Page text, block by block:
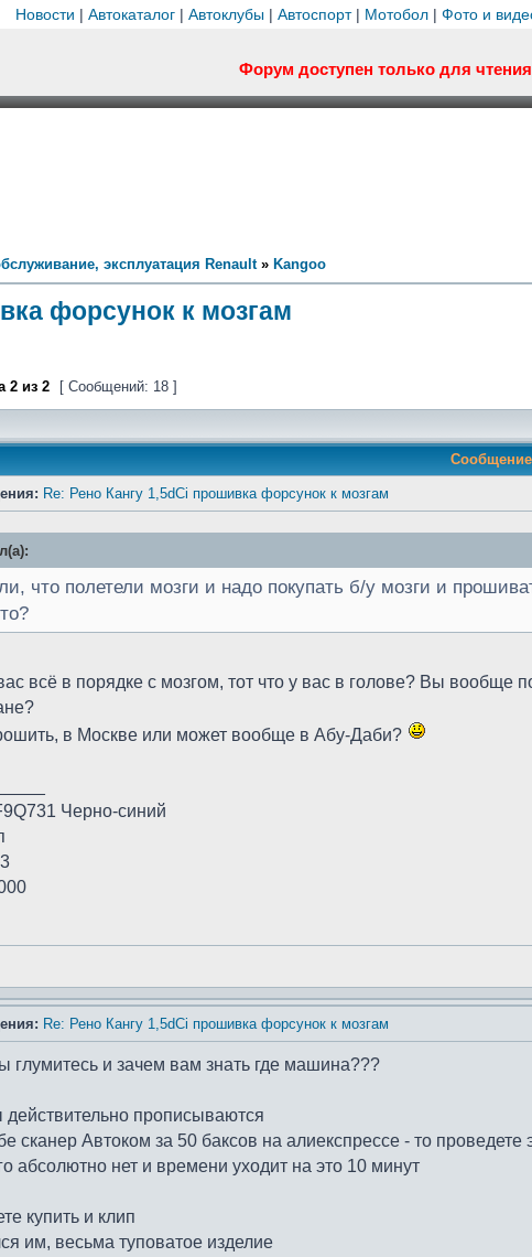
Новости | Автокаталог| Автоклубы| Автоспорт| Мотобол| Фото и
Форум доступен только для чтения
эксплуатация Renault» Kangoo
форсунок к мозгам
2 из 2 [ Сообщений: 18 ]
Сообщение
Re: Рено Кангу 1,5dCi прошивка форсунок к мозгам
что полетели мозги и надо покупать б/у мозги и
всё в порядке с мозгом, тот что у вас в голове? Вы
в Москве или может вообще в Абу-Даби?
Черно-синий
Re: Рено Кангу 1,5dCi прошивка форсунок к мозгам
глумитесь и зачем вам знать где машина???
прописываются
сканер Автоком за 50 баксов на алиекспрессе - то проведете
абсолютно нет и времени уходит на это 10 минут
купить и клип
им, весьма туповатое изделие